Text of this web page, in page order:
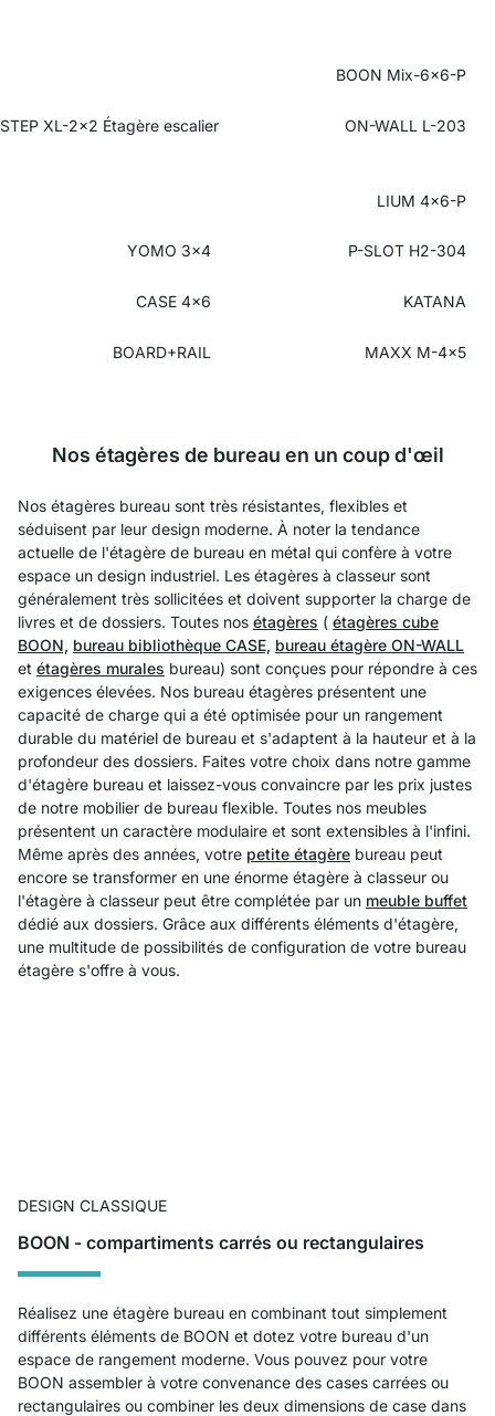
BOON Mix-6x6-P
STEP XL-2x2 Étagère escalier ON-WALL L-203
LIUM 4x6-P
YOMO 3x4 P-SLOT H2-304
CASE 4x6 KATANA
BOARD+RAIL MAXX M-4x5
Nos étagères de bureau en un coup d'œil
Nos étagères bureau sont très résistantes, flexibles et
séduisent par leur design moderne. À noter la tendance
actuelle de l'étagère de bureau en métal qui confère à votre
espace un design industriel. Les étagères à classeur sont
généralement très sollicitées et doivent supporter la charge de
livres et de dossiers. Toutes nos étagères ( étagères cube
BOON, bureau bibliothèque CASE, bureau étagère ON-WALL
et étagères murales bureau) sont conçues pour répondre à ces
exigences élevées. Nos bureau étagères présentent une
capacité de charge qui a été optimisée pour un rangement
durable du matériel de bureau et s'adaptent à la hauteur et à la
profondeur des dossiers. Faites votre choix dans notre gamme
d'étagère bureau et laissez-vous convaincre par les prix justes
de notre mobilier de bureau flexible. Toutes nos meubles
présentent un caractère modulaire et sont extensibles à l'infini.
Même après des années, votre petite étagère bureau peut
encore se transformer en une énorme étagère à classeur ou
l'étagère à classeur peut être complétée par un meuble buffet
dédié aux dossiers. Grâce aux différents éléments d'étagère,
une multitude de possibilités de configuration de votre bureau
étagère s'offre à vous.
DESIGN CLASSIQUE
BOON - compartiments carrés ou rectangulaires
Réalisez une étagère bureau en combinant tout simplement
différents éléments de BOON et dotez votre bureau d'un
espace de rangement moderne. Vous pouvez pour votre
BOON assembler à votre convenance des cases carrées ou
rectangulaires ou combiner les deux dimensions de case dans